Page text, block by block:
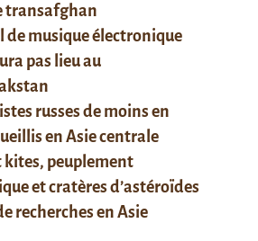
transafghan
de musique électronique
pas lieu au
russes de moins en
en Asie centrale
kites, peuplement
et cratères d’astéroïdes
recherches en Asie